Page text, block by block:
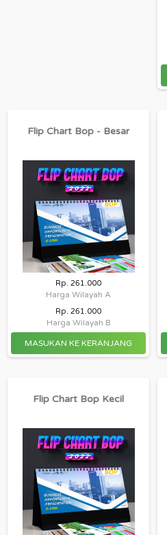
Flip Chart Bop - Besar
Rp. 261.000
Harga Wilayah A
Rp. 261.000
Harga Wilayah B
Flip Chart Bop Kecil